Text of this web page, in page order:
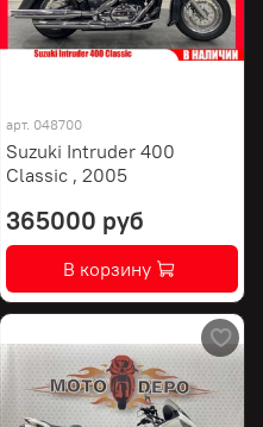
арт. 048700
Suzuki Intruder 400
Classic , 2005
365000 руб
В корзину